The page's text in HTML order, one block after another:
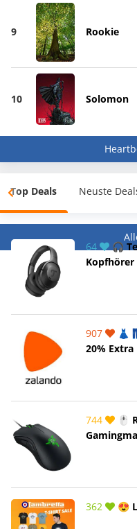
9 Rookie
10 Solomon
Top Deals Neuste
64
🎧
Kopfhörer
907
20%
744
🖱️
362 😍